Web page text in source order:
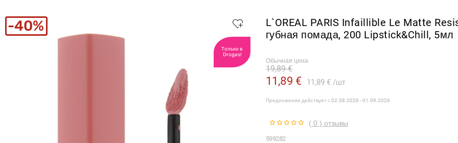
40%
Только в
Drogas!
L`OREAL PARIS Infaillible Le Matte
губная помада, 200 Lipstick&Chill, 5мл
Обычная цена
11,89 € 11,89 € шт
19,89 €
Предложение действует с02.08.2026 - 01.09.2026
( 0 ) отзывы
599282